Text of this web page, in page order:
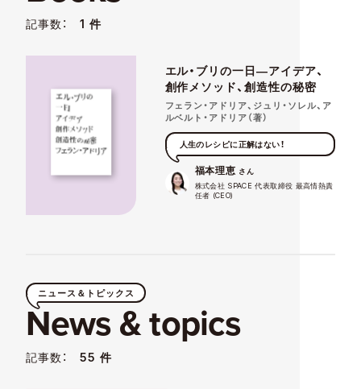
記事数：1 件
エル・ブリの一日―アイデア、
創作メソッド、創造性の秘密
フェラン・アドリア、ジュリ・ソレル、ア
ルベルト・アドリア（著）
人生のレシピに正解はない！
福本理恵 さん
株式会社 SPACE 代表取締役 最高情熱責
任者 (CEO)
ニュース＆トピックス
News & topics
記事数：55 件